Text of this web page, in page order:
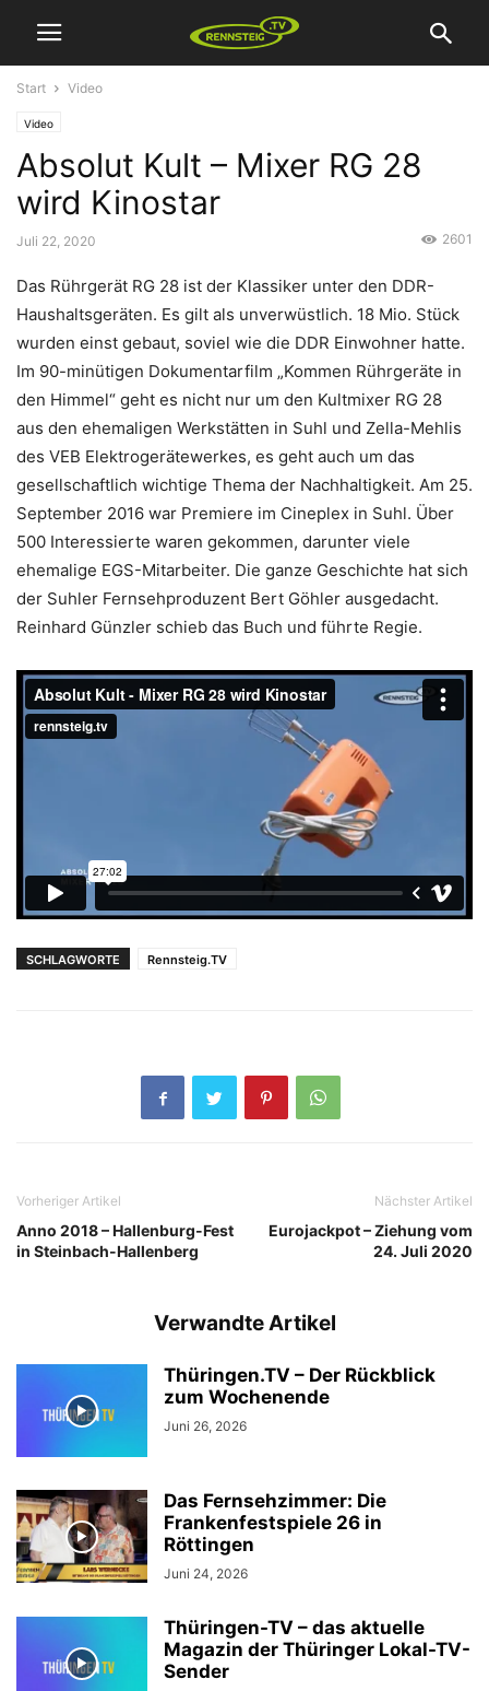
Start Video
Video
Absolut Kult – Mixer RG 28
wird Kinostar
Juli 22, 2020 2601
Das Rührgerät RG 28 ist der Klassiker unter den DDR-
Haushaltsgeräten. Es gilt als unverwüstlich. 18 Mio. Stück
wurden einst gebaut, soviel wie die DDR Einwohner hatte.
Im 90-minütigen Dokumentarfilm „Kommen Rührgeräte in
den Himmel“ geht es nicht nur um den Kultmixer RG 28
aus den ehemaligen Werkstätten in Suhl und Zella-Mehlis
des VEB Elektrogerätewerkes, es geht auch um das
gesellschaftlich wichtige Thema der Nachhaltigkeit. Am 25.
September 2016 war Premiere im Cineplex in Suhl. Über
500 Interessierte waren gekommen, darunter viele
ehemalige EGS-Mitarbeiter. Die ganze Geschichte hat sich
der Suhler Fernsehproduzent Bert Göhler ausgedacht.
Reinhard Günzler schieb das Buch und führte Regie.
SCHLAGWORTE Rennsteig.TV
Vorheriger Artikel
Anno 2018 – Hallenburg-Fest
in Steinbach-Hallenberg
Nächster Artikel
Eurojackpot – Ziehung vom
24. Juli 2020
Verwandte Artikel
Thüringen.TV – Der Rückblick
zum Wochenende
Juni 26, 2026
Das Fernsehzimmer: Die
Frankenfestspiele 26 in
Röttingen
Juni 24, 2026
Thüringen-TV – das aktuelle
Magazin der Thüringer Lokal-TV-
Sender